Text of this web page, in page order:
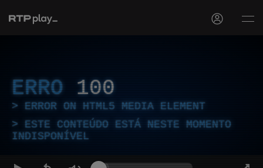
ERRO 100
ERROR ON HTML5 MEDIA ELEMENT
ESTE CONTEÚDO ESTÁ NESTE MOMENTO
INDISPONÍVEL